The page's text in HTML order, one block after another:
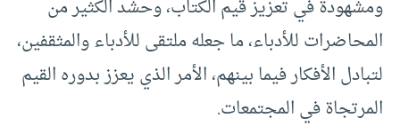
ومشهودة في تعزيز قيم الكتاب، وحشد الكثير من
المحاضرات للأدباء، ما جعله ملتقى للأدباء والمثقفين،
لتبادل الأفكار فيما بينهم، الأمر الذي يعزز بدوره القيم
المرتجاة في المجتمعات.